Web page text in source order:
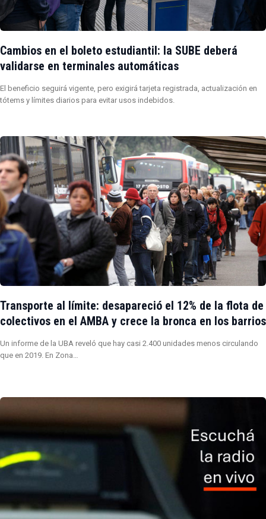
Cambios en el boleto estudiantil: la SUBE deberá
validarse en terminales automáticas
El beneficio seguirá vigente, pero exigirá tarjeta registrada, actualización en
tótems y límites diarios para evitar usos indebidos.
Transporte al límite: desapareció el 12% de la flota de
colectivos en el AMBA y crece la bronca en los barrios
Un informe de la UBA reveló que hay casi 2.400 unidades menos circulando
que en 2019. En Zona…